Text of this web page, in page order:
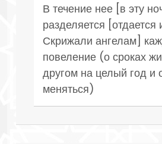
В течение нее [в эту
разделяется
Скрижали ангелам]
повеление (о сроках
другом на целый год и
меняться)